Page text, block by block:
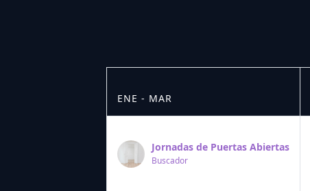
ENE - MAR
Jornadas de Puertas Abiertas
Buscador